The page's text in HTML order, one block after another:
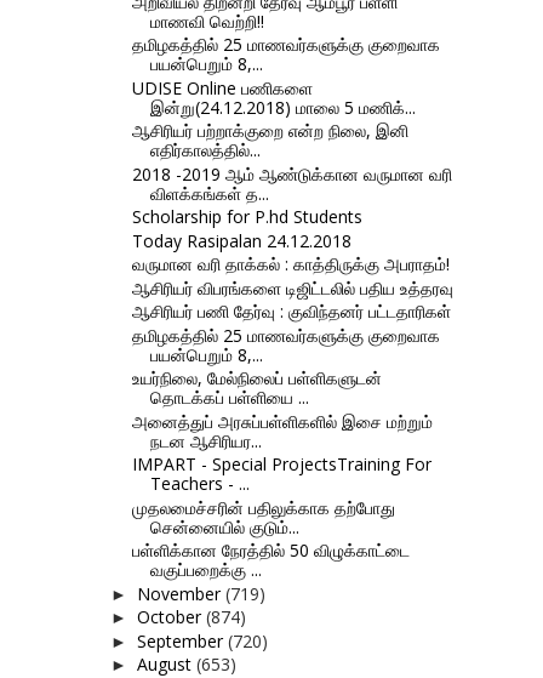
மாணவி வெற்றி!!
தமிழகத்தில் 25 மாணவர்களுக்கு குறைவாக
பயன்பெறும் 8,...
UDISE Online பணிகளை
இன்று(24.12.2018) மாலை 5 மணிக்...
ஆசிரியர் பற்றாக்குறை என்ற நிலை, இனி
எதிர்காலத்தில்...
2018 -2019 ஆம் ஆண்டுக்கான வருமான வரி
விளக்கங்கள் த...
Scholarship for P.hd Students
Today Rasipalan 24.12.2018
வருமான வரி தாக்கல் : காத்திருக்கு அபராதம்!
ஆசிரியர் விபரங்களை டிஜிட்டலில் பதிய உத்தரவு
ஆசிரியர் பணி தேர்வு : குவிந்தனர் பட்டதாரிகள்
தமிழகத்தில் 25 மாணவர்களுக்கு குறைவாக
பயன்பெறும் 8,...
உயர்நிலை, மேல்நிலைப் பள்ளிகளுடன்
தொடக்கப் பள்ளியை ...
அனைத்துப் அரசுப்பள்ளிகளில் இசை மற்றும்
நடன ஆசிரியர...
IMPART - Special ProjectsTraining For
Teachers - ...
முதலமைச்சரின் பதிலுக்காக தற்போது
சென்னையில் குடும்...
பள்ளிக்கான நேரத்தில் 50 விழுக்காட்டை
வகுப்பறைக்கு ...
► November(719)
► October(874)
► September(720)
► August (653)